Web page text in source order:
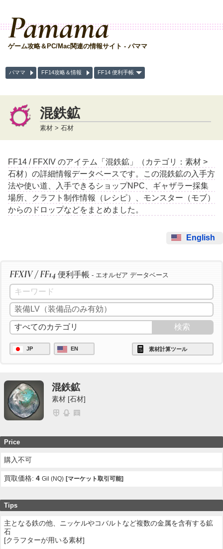
Pamama
ゲーム攻略＆PC/Mac関連の情報サイト - パママ
パママ FF14攻略＆情報 FF14 便利手帳
混鉄鉱
素材 > 石材
FF14 / FFXIV のアイテム「混鉄鉱」（カテゴリ：素材 >
石材）の詳細情報データベースです。この混鉄鉱の入手方
法や使い道、入手できるショップNPC、ギャザラー採集
場所、クラフト制作情報（レシピ）、モンスター（モブ）
からのドロップなどをまとめました。
English
FFXIV / FF14 便利手帳 - エオルゼア データベース
JP EN 素材計算ツール
混鉄鉱
素材 [石材]
Price
購入不可
買取価格:4 Gil (NQ) [マーケット取引可能]
Tips
主となる鉄の他、ニッケルやコバルトなど複数の金属を含有する鉱
石
[クラフターが用いる素材]